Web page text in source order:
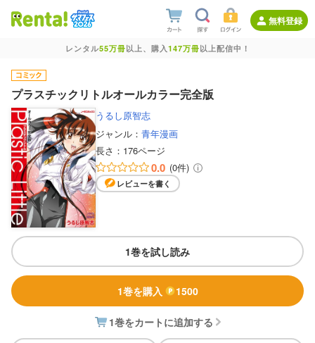
無料登録
レンタル55万冊以上、購入147万冊以上配信中！
プラスチックリトルオールカラー完全版
うるし原智志
ジャンル： 青年漫画
長さ： 176ページ
0.0 (0件)
レビューを書く
1巻を試し読み
1巻を購入 1500
1巻をカートに追加する